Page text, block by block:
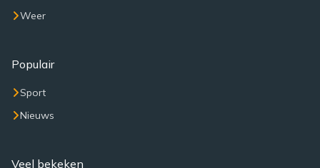
Weer
Populair
Sport
Nieuws
Veel bekeken